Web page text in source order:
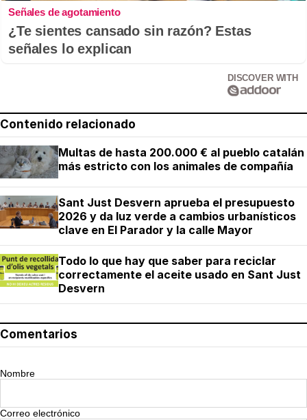
Señales de agotamiento
¿Te sientes cansado sin razón? Estas
señales lo explican
DISCOVER WITH
Contenido relacionado
Multas de hasta 200.000 € al pueblo catalán
más estricto con los animales de compañía
Sant Just Desvern aprueba el presupuesto
2026 y da luz verde a cambios urbanísticos
clave en El Parador y la calle Mayor
Todo lo que hay que saber para reciclar
correctamente el aceite usado en Sant Just
Desvern
Comentarios
Nombre
Correo electrónico